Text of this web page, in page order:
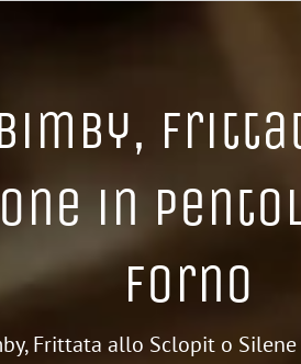
Bimby,
in
Forno
Frittata allo Sclopit o